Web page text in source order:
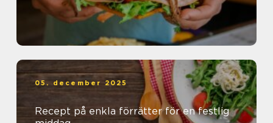
05. december 2025
Recept på enkla förrätter för en festlig